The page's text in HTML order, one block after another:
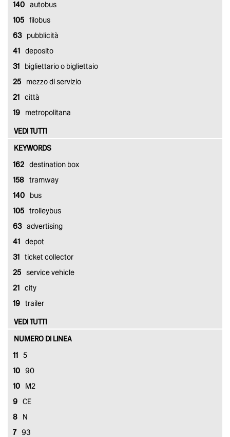
140 autobus
105 filobus
63 pubblicità
41 deposito
31 bigliettario o bigliettaio
25 mezzo di servizio
21 città
19 metropolitana
VEDI TUTTI
KEYWORDS
162 destination box
158 tramway
140 bus
105 trolleybus
63 advertising
41 depot
31 ticket collector
25 service vehicle
21 city
19 trailer
VEDI TUTTI
NUMERO DI LINEA
11 5
10 90
10 M2
9 CE
8 N
7 93